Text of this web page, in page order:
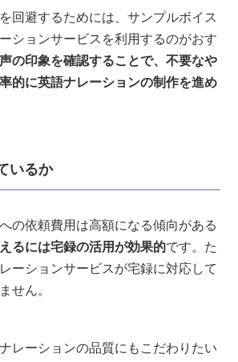
回避するためには、サンプルボイス
ションサービスを利用するのがおす
の印象を確認することで、不要なや
的に英語ナレーションの制作を進め
いるか
の依頼費用は高額になる傾向がある
るには宅録の活用が効果的です。た
ーションサービスが宅録に対応して
せん。
レーションの品質にもこだわりたい